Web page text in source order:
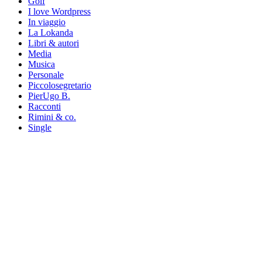
I love Wordpress
In viaggio
La Lokanda
Libri & autori
Media
Musica
Personale
Piccolosegretario
PierUgo B.
Racconti
Rimini & co.
Single